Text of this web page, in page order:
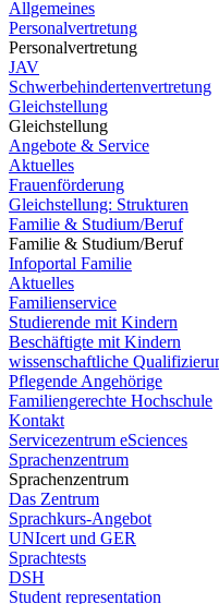
Allgemeines
Personalvertretung
Personalvertretung
JAV
Schwerbehindertenvertretung
Gleichstellung
Gleichstellung
Angebote & Service
Aktuelles
Frauenförderung
Gleichstellung: Strukturen
Familie & Studium/Beruf
Familie & Studium/Beruf
Infoportal Familie
Aktuelles
Familienservice
Studierende mit Kindern
Beschäftigte mit Kindern
wissenschaftliche
Pflegende Angehörige
Familiengerechte Hochschule
Kontakt
Servicezentrum eSciences
Sprachenzentrum
Sprachenzentrum
Das Zentrum
Sprachkurs-Angebot
UNIcert und GER
Sprachtests
DSH
Student representation